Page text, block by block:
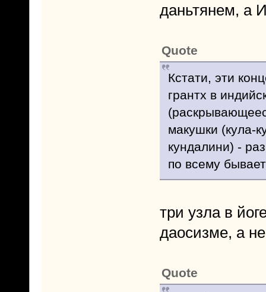
даньтянем, а
Quote
Кстати, эти
грантх в
макушки (кула-
кундалини) -
по всему
три узла в
даосизме, а
Quote